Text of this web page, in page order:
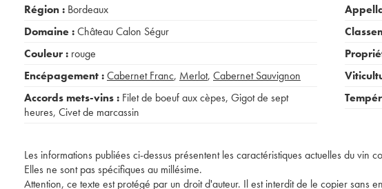
Région : Bordeaux
Domaine :Château Calon Ségur
Couleur : rouge
Encépagement :Cabernet Franc, Merlot, Cabernet Sauvignon
Accords mets-vins : Filet de boeuf aux cèpes, Gigot de sept
heures, Civet de marcassin
Les informations publiées ci-dessus présentent les caractéristiques actuelles du vin
Elles ne sont pas spécifiques au millésime.
Attention, ce texte est protégé par un droit d'auteur. Il est interdit de le copier sans